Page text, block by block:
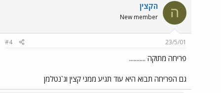
ה הקצין
New member
23/5/01
#4
פריחה מתוקה ...........
גם הפריחה תבוא היא עוד תגיע ממני קצין וג`נטלמן